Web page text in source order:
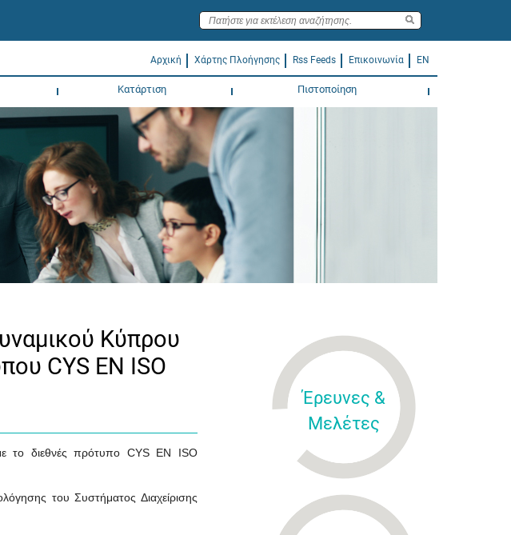
Αρχική Χάρτης Πλοήγησης Rss Feeds Επικοινωνία EN
Κατάρτιση Πιστοποίηση
Κύπρου
CYS EN ISO
το διεθνές πρότυπο CYS EN ISO
του Συστήματος Διαχείρισης
Έρευνες &
Μελέτες